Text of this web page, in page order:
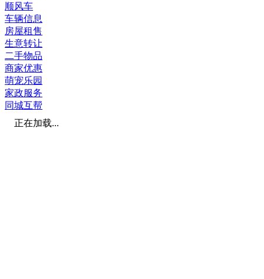
顺风车
车辆信息
房屋租售
生意转让
二手物品
商家优惠
萌宠乐园
家政服务
同城互帮
正在加载...